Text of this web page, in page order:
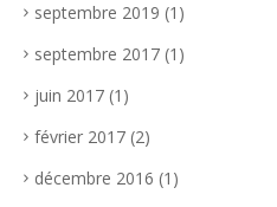
septembre 2019 (1)
septembre 2017 (1)
juin 2017 (1)
février 2017 (2)
décembre 2016 (1)